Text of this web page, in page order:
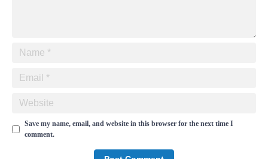
Save my name, email, and website in this browser for the next time I
comment.